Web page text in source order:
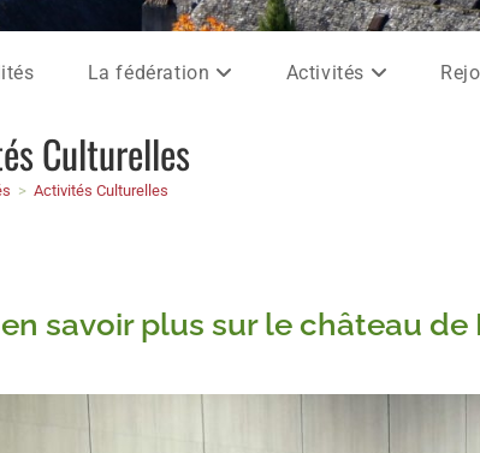
La fédération Activités
Culturelles
> Activités Culturelles
savoir plus sur le château